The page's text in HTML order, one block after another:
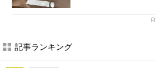
記事ランキング